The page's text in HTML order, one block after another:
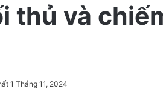
thủ và
1 Tháng 11, 2024